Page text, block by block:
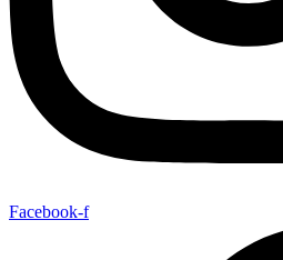
Facebook-f